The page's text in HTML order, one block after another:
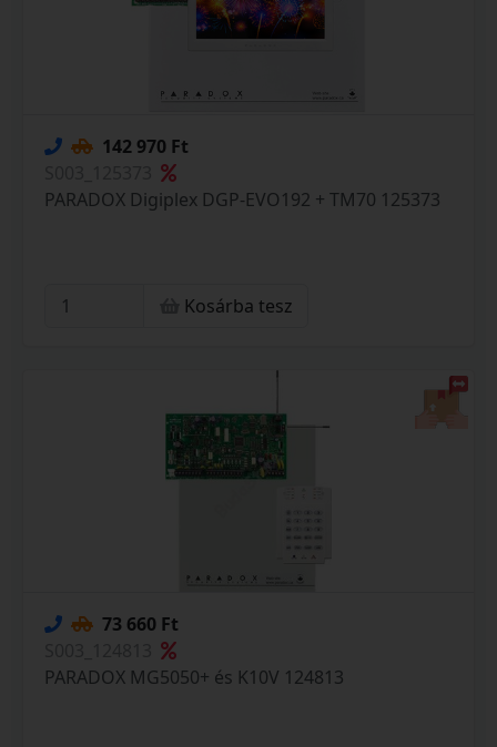
142 970 Ft
PARADOX Digiplex DGP-EVO192 + TM70 125373
Kosárba tesz
73 660 Ft
PARADOX MG5050+ és K10V 124813